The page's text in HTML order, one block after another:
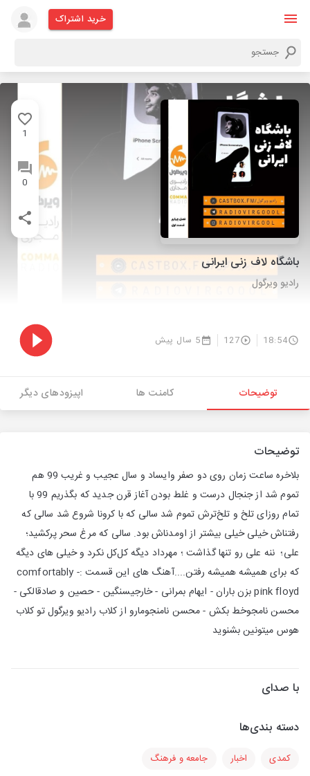
خرید اشتراک
1
0
باشگاه لاف زنی ایرانی
رادیو ویرگول
18:54
127 5 سال پیش
توضیحات کامنت ها اپیزودهای دیگر
توضیحات
بلاخره ساعت زمان روی دو صفر وایساد و سال عجیب و غریب 99 هم
تموم شد از جنجال درست و غلط بودن آغاز قرن جدید که بگذریم 99 با
تمام روزای تلخ و تلخ‌ترش تموم شد سالی که با کرونا شروع شد سالی که
رفتناش خیلی خیلی بیشتر از اومدناش بود. سالی که مرغ سحر پرکشید؛
علی؛ ننه علی رو تنها گذاشت ؛ مهرداد دیگه کل‌کل نکرد و خیلی های دیگه
که برای همیشه همیشه رفتن....آهنگ های این قسمت :comfortably -
pink floyd بزن باران - ایهام بمرانی - خارجیسنگین - حصین و صادقالکی -
محسن نامجوخط بکش - محسن نامنجومارو از کلاب رادیو ویرگول تو کلاب
هوس میتونین بشنوید
با صدای
دسته بندی‌ها
کمدی اخبار جامعه و فرهنگ